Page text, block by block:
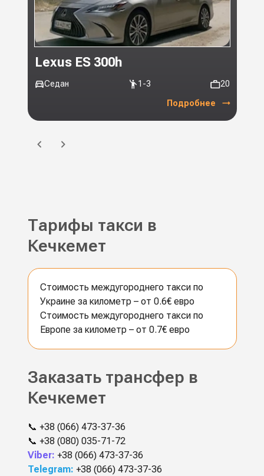
Lexus ES 300h
Седан 1-3 20
Подробнее
Тарифы такси в
Кечкемет
Стоимость междугороднего такси по
Украине за километр – от 0.6€ евро
Стоимость междугороднего такси по
Европе за километр – от 0.7€ евро
Заказать трансфер в
Кечкемет
📞 +38 (066) 473-37-36
📞 +38 (080) 035-71-72
Viber: +38 (066) 473-37-36
Telegram: +38 (066) 473-37-36